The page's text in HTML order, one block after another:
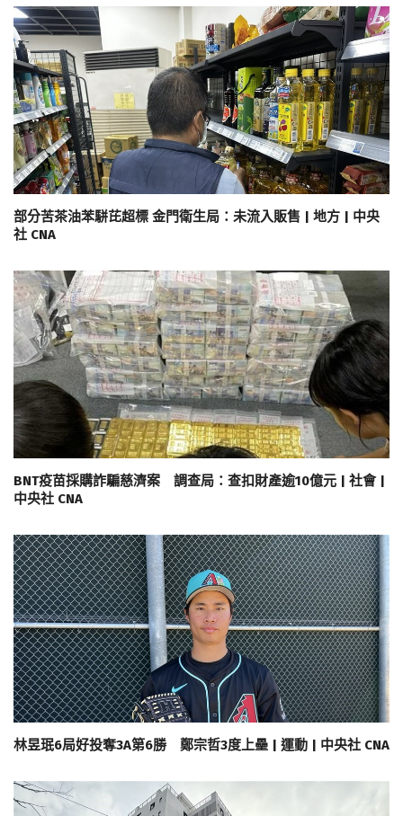
部分苦茶油苯駢芘超標 金門衛生局：未流入販售 | 地方 | 中央
社 CNA
BNT疫苗採購詐騙慈濟案 調查局：查扣財產逾10億元 | 社會 |
中央社 CNA
林昱珉6局好投奪3A第6勝 鄭宗哲3度上壘 | 運動 | 中央社 CNA